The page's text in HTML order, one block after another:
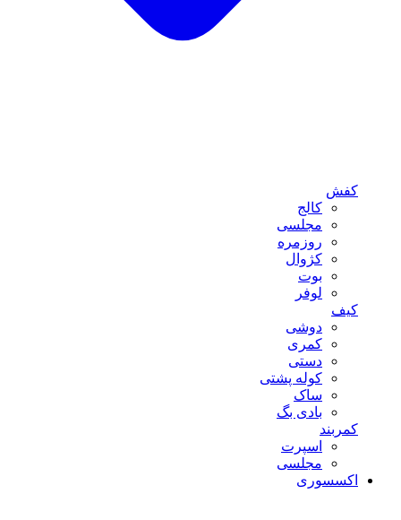
کفش
کالج
مجلسی
روزمره
کژوال
بوت
لوفر
کیف
دوشی
کمری
دستی
کوله پشتی
ساک
بادی بگ
کمربند
اسپرت
مجلسی
اکسسوری